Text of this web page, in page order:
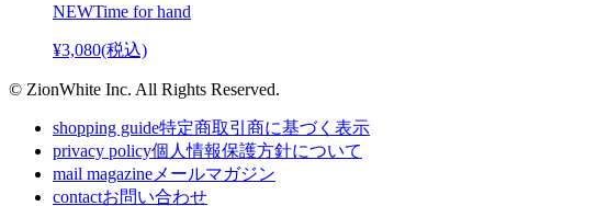
NEWTime for hand
¥3,080(税込)
© ZionWhite Inc. All Rights Reserved.
shopping guide特定商取引商に基づく表示
privacy policy個人情報保護方針について
mail magazine メールマガジン
contactお問い合わせ